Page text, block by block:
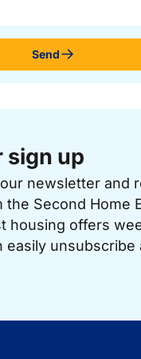
Send
sign up
newsletter and
Second Home
housing offers
easily unsubscribe